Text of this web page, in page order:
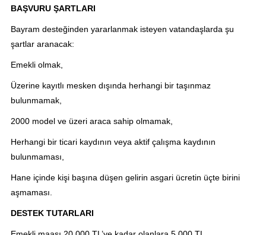
BAŞVURU ŞARTLARI
Bayram desteğinden yararlanmak isteyen vatandaşlarda şu
şartlar aranacak:
Emekli olmak,
Üzerine kayıtlı mesken dışında herhangi bir taşınmaz
bulunmamak,
2000 model ve üzeri araca sahip olmamak,
Herhangi bir ticari kaydının veya aktif çalışma kaydının
bulunmaması,
Hane içinde kişi başına düşen gelirin asgari ücretin üçte birini
aşmaması.
DESTEK TUTARLARI